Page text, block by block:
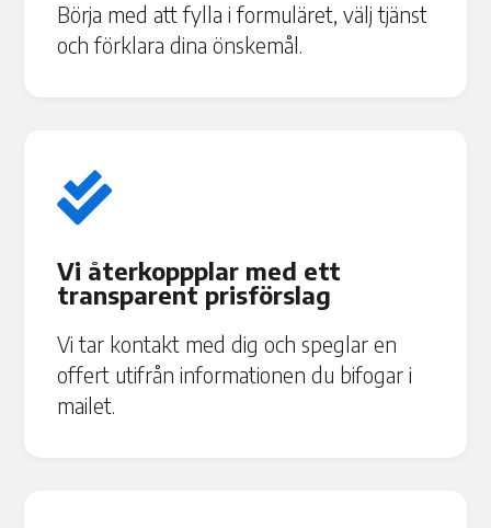
Börja med att fylla i formuläret, välj tjänst
och förklara dina önskemål.

Vi återkoppplar med ett
transparent prisförslag
Vi tar kontakt med dig och speglar en
offert utifrån informationen du bifogar i
mailet.